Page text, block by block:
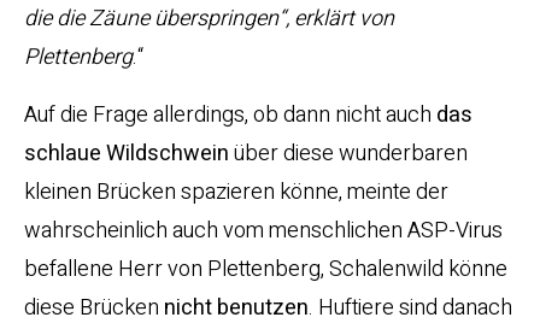
die die Zäune überspringen“, erklärt von
Plettenberg.“
Auf die Frage allerdings, ob dann nicht auch das
schlaue Wildschweinüber diese wunderbaren
kleinen Brücken spazieren könne, meinte der
wahrscheinlich auch vom menschlichen ASP-Virus
befallene Herr von Plettenberg, Schalenwild könne
diese Brücken nicht benutzen. Huftiere sind danach